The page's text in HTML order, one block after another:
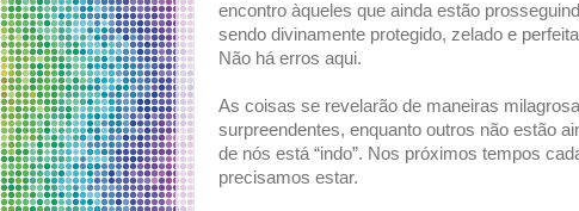
encontro àqueles que ainda estão
sendo divinamente protegido, zelado e
Não há erros aqui.
As coisas se revelarão de maneiras
surpreendentes, enquanto outros não estão
de nós está “indo”. Nos próximos tempos
precisamos estar.